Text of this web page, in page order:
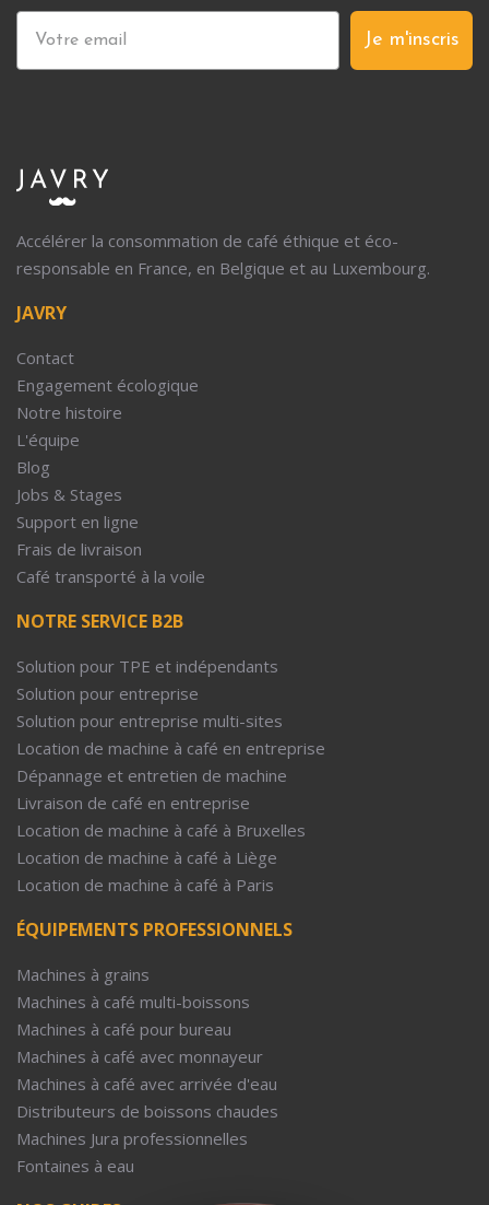
Je m'inscris
Accélérer la consommation de café éthique et éco-
responsable en France, en Belgique et au Luxembourg.
JAVRY
Contact
Engagement écologique
Notre histoire
L'équipe
Blog
Jobs & Stages
Support en ligne
Frais de livraison
Café transporté à la voile
NOTRE SERVICE B2B
Solution pour TPE et indépendants
Solution pour entreprise
Solution pour entreprise multi-sites
Location de machine à café en entreprise
Dépannage et entretien de machine
Livraison de café en entreprise
Location de machine à café à Bruxelles
Location de machine à café à Liège
Location de machine à café à Paris
ÉQUIPEMENTS PROFESSIONNELS
Machines à grains
Machines à café multi-boissons
Machines à café pour bureau
Machines à café avec monnayeur
Machines à café avec arrivée d'eau
Distributeurs de boissons chaudes
Machines Jura professionnelles
Fontaines à eau